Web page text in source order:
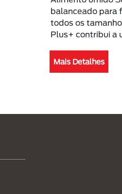
balanceado para
todos os
Plus+ contribui a
Mais Detalhes